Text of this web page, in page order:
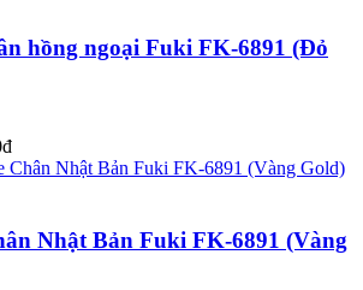
hồng ngoại Fuki FK-6891 (Đỏ
Nhật Bản Fuki FK-6891 (Vàng